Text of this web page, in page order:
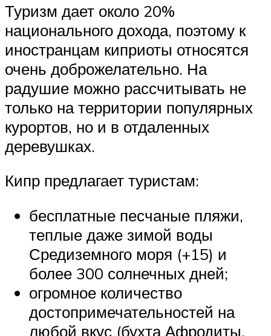
Туризм дает около 20%
национального дохода, поэтому к
иностранцам киприоты относятся
очень доброжелательно. На
радушие можно рассчитывать не
только на территории популярных
курортов, но и в отдаленных
деревушках.
Кипр предлагает туристам:
бесплатные песчаные пляжи,
теплые даже зимой воды
Средиземного моря (+15) и
более 300 солнечных дней;
огромное количество
достопримечательностей на
любой вкус (бухта Афродиты,